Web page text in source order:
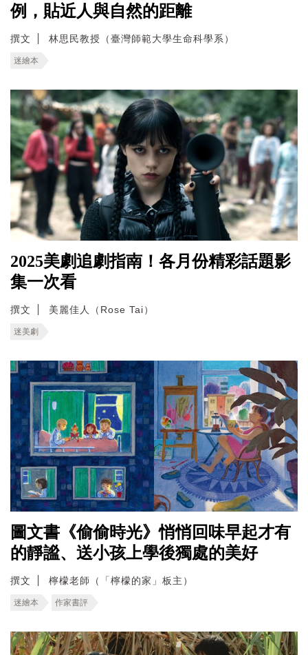
例，貼近人與自然的距離
撰文 林思民教授（臺灣師範大學生命科學系）
迷繪本
2025美劇追劇指南！各月份精彩話題影
集一次看
撰文 美麗佳人（Rose Tai）
迷美劇
圖文書《偷偷時光》悄悄回味早起才有
的靜謐、送小孩上學後獨處的美好
撰文 檸檬老師（「檸檬的家」板主）
迷繪本 作家書評